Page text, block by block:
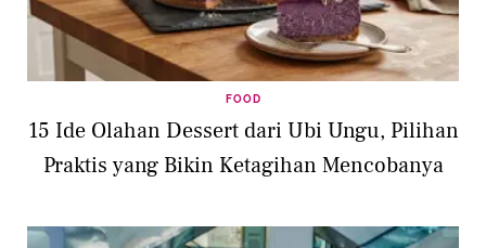
FOOD
15 Ide Olahan Dessert dari Ubi Ungu, Pilihan
Praktis yang Bikin Ketagihan Mencobanya